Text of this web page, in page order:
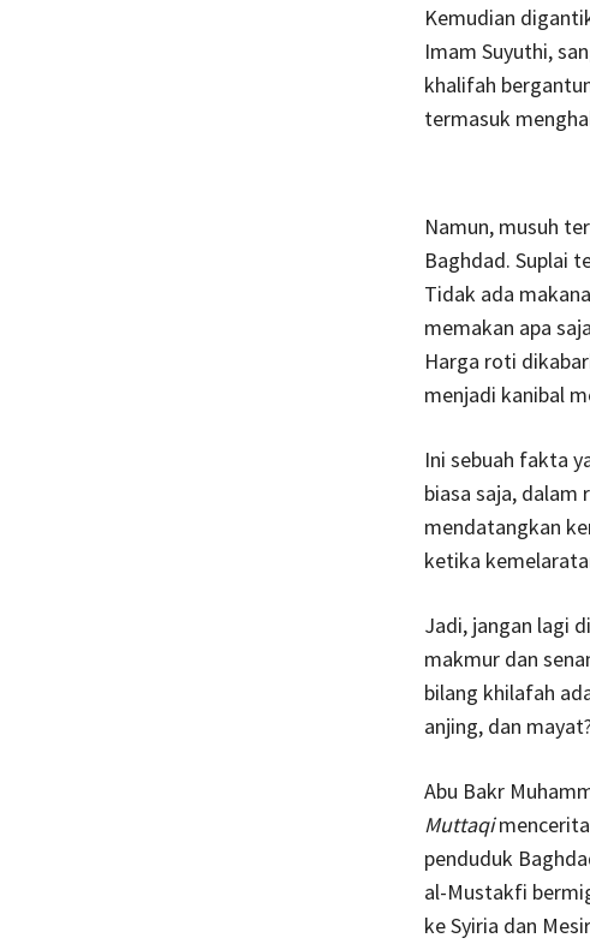
Kemudian
Imam Suyuthi,
khalifah
termasuk
Namun, musuh
Baghdad. Suplai
Tidak ada
memakan apa
Harga roti
menjadi kanibal
Ini sebuah fakta
biasa saja, dalam
mendatangkan
ketika
Jadi, jangan lagi
makmur dan
bilang khilafah
anjing, dan
Abu Bakr
Muttaqi
penduduk
al-Mustakfi
ke Syiria dan